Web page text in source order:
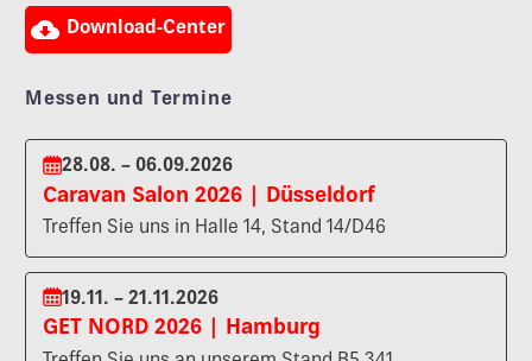
 Download-Center
Messen und Termine
28.08. – 06.09.2026
Caravan Salon 2026 | Düsseldorf
Treffen Sie uns in Halle 14, Stand 14/D46
19.11. – 21.11.2026
GET NORD 2026 | Hamburg